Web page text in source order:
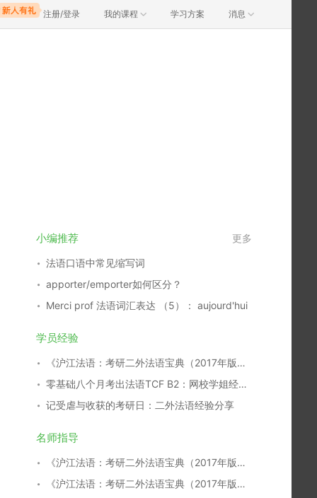
注册/登录 我的课程 学习方案 消息
小编推荐 更多
法语口语中常见缩写词
apporter/emporter如何区分？
Merci prof 法语词汇表达 （5）： aujourd'hui
学员经验
《沪江法语：考研二外法语宝典（2017年版）》开放下载！
零基础八个月考出法语TCF B2：网校学姐经验分享
记受虐与收获的考研日：二外法语经验分享
名师指导
《沪江法语：考研二外法语宝典（2017年版）》开放下载！
《沪江法语：考研二外法语宝典（2017年版）》开放下载！